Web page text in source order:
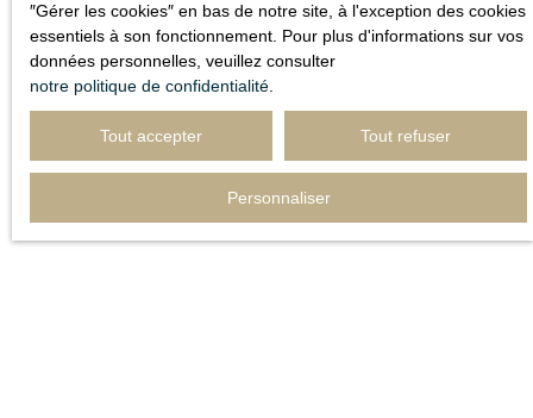
″Gérer les cookies″ en bas de notre site, à l'exception des cookies
essentiels à son fonctionnement. Pour plus d'informations sur vos
données personnelles, veuillez consulter
notre politique de confidentialité
Tout accepter Tout refuser
Personnaliser